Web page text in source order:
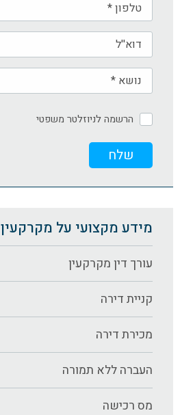
הרשמה לניוזלטר משפטי
מידע מקצועי על מקרקעין
עורך דין מקרקעין
קניית דירה
מכירת דירה
העברה ללא תמורה
מס רכישה